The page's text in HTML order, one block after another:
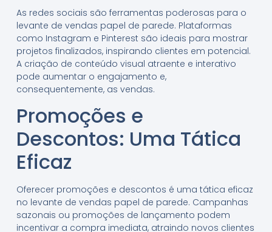
As redes sociais são ferramentas poderosas para o
levante de vendas papel de parede. Plataformas
como Instagram e Pinterest são ideais para mostrar
projetos finalizados, inspirando clientes em potencial.
A criação de conteúdo visual atraente e interativo
pode aumentar o engajamento e,
consequentemente, as vendas.
Promoções e
Descontos: Uma Tática
Eficaz
Oferecer promoções e descontos é uma tática eficaz
no levante de vendas papel de parede. Campanhas
sazonais ou promoções de lançamento podem
incentivar a compra imediata, atraindo novos clientes